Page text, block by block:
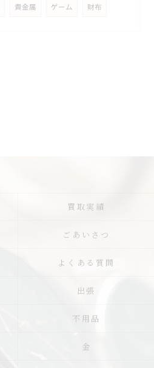
貴金属 ゲーム 財布
買取実績
ごあいさつ
よくある質問
出張
不用品
金